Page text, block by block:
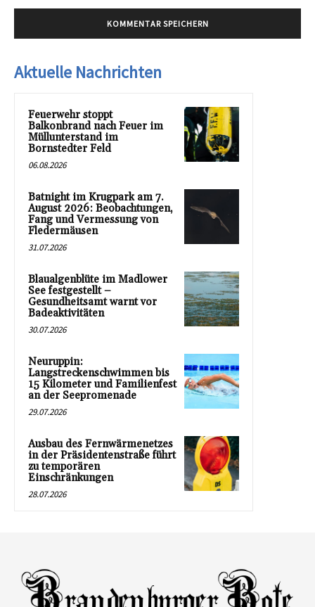
Aktuelle Nachrichten
Feuerwehr stoppt
Balkonbrand nach Feuer im
Müllunterstand im
Bornstedter Feld
06.08.2026
Batnight im Krugpark am 7.
August 2026: Beobachtungen,
Fang und Vermessung von
Fledermäusen
31.07.2026
Blaualgenblüte im Madlower
See festgestellt –
Gesundheitsamt warnt vor
Badeaktivitäten
30.07.2026
Neuruppin:
Langstreckenschwimmen bis
15 Kilometer und Familienfest
an der Seepromenade
29.07.2026
Ausbau des Fernwärmenetzes
in der Präsidentenstraße führt
zu temporären
Einschränkungen
28.07.2026